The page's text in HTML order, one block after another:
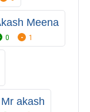
Meena
0 1
Mr akash